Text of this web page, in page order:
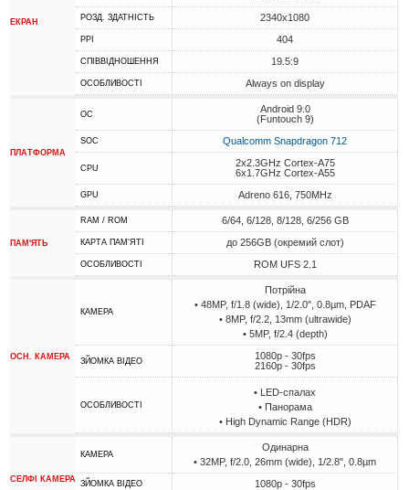
ЕКРАН РОЗД. ЗДАТНІСТЬ 2340x1080
PPI 404
СПІВВІДНОШЕННЯ 19.5:9
ОСОБЛИВОСТІ Always on display
ПЛАТФОРМА
ОС
Android 9.0
(Funtouch 9)
SOC Qualcomm Snapdragon 712
CPU
2x2.3GHz Cortex-A75
6x1.7GHz Cortex-A55
GPU Adreno 616, 750MHz
ПАМ'ЯТЬ
RAM / ROM 6/64, 6/128, 8/128, 6/256 GB
КАРТА ПАМ'ЯТІ до 256GB (окремий слот)
ОСОБЛИВОСТІ ROM UFS 2.1
ОСН. КАМЕРА
КАМЕРА
Потрійна
• 48MP, f/1.8 (wide), 1/2.0", 0.8µm, PDAF
• 8MP, f/2.2, 13mm (ultrawide)
• 5MP, f/2.4 (depth)
ЗЙОМКА ВІДЕО
1080p - 30fps
2160p - 30fps
ОСОБЛИВОСТІ
• LED-спалах
• Панорама
• High Dynamic Range (HDR)
СЕЛФІ КАМЕРА
КАМЕРА
Одинарна
• 32MP, f/2.0, 26mm (wide), 1/2.8", 0.8µm
ЗЙОМКА ВІДЕО 1080p - 30fps